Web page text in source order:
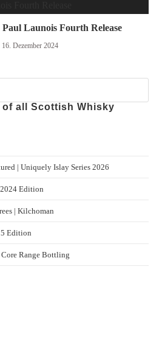
Launois Fourth Release
16. Dezember 2024
of all Scottish Whisky
| Uniquely Islay Series 2026
Edition
| Kilchoman
Edition
Core Range Bottling